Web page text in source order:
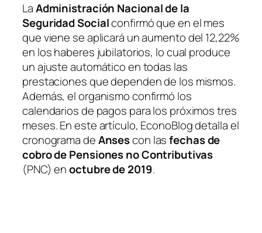
LaAdministración Nacional de la
Seguridad Socialconfirmó que en el mes
que viene se aplicará un aumento del 12,22%
en los haberes jubilatorios, lo cual produce
un ajuste automático en todas las
prestaciones que dependen de los mismos.
Además, el organismo confirmó los
calendarios de pagos para los próximos tres
meses. En este artículo, EconoBlog detalla el
cronograma deAnsescon lasfechas de
cobro de Pensiones no Contributivas
(PNC)enoctubre de 2019.